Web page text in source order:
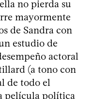
no pierda su
mayormente
de Sandra con
estudio de
actoral
(a tono con
de todo el
película política